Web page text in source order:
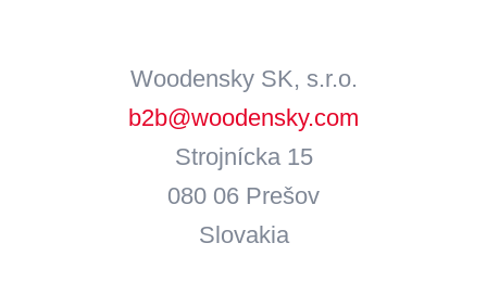
Woodensky SK, s.r.o.
b2b@woodensky.com
Strojnícka 15
080 06 Prešov
Slovakia